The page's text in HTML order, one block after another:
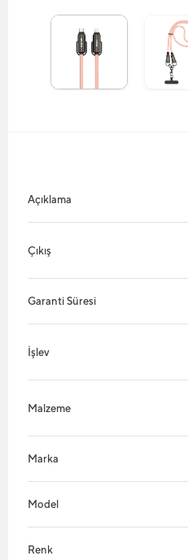
Açıklama
Çıkış
Garanti Süresi
İşlev
Malzeme
Marka
Model
Renk